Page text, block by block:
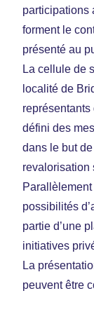
participations
forment le
présenté au
La cellule de
localité de
représentants
défini des
dans le but
revalorisation
possibilités
partie d’une
initiatives
La
peuvent être